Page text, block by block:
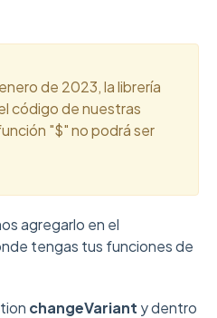
de 2023, la librería
código de nuestras
"$" no podrá ser
agregarlo en el
tengas tus funciones de
changeVariant y dentro